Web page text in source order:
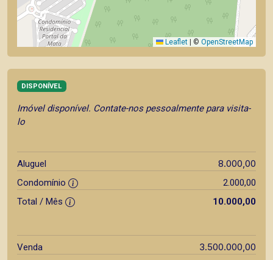
Leaflet © OpenStreetMap
DISPONÍVEL
Imóvel disponível. Contate-nos pessoalmente para visita-
lo
Aluguel 8.000,00
Condomínio
2.000,00
Total / Mês
10.000,00
Venda 3.500.000,00